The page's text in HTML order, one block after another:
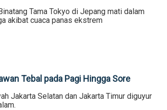
Tama Tokyo di Jepang mati dalam
akibat cuaca panas ekstrem
Tebal pada Pagi Hingga Sore
Jakarta Selatan dan Jakarta Timur diguyur